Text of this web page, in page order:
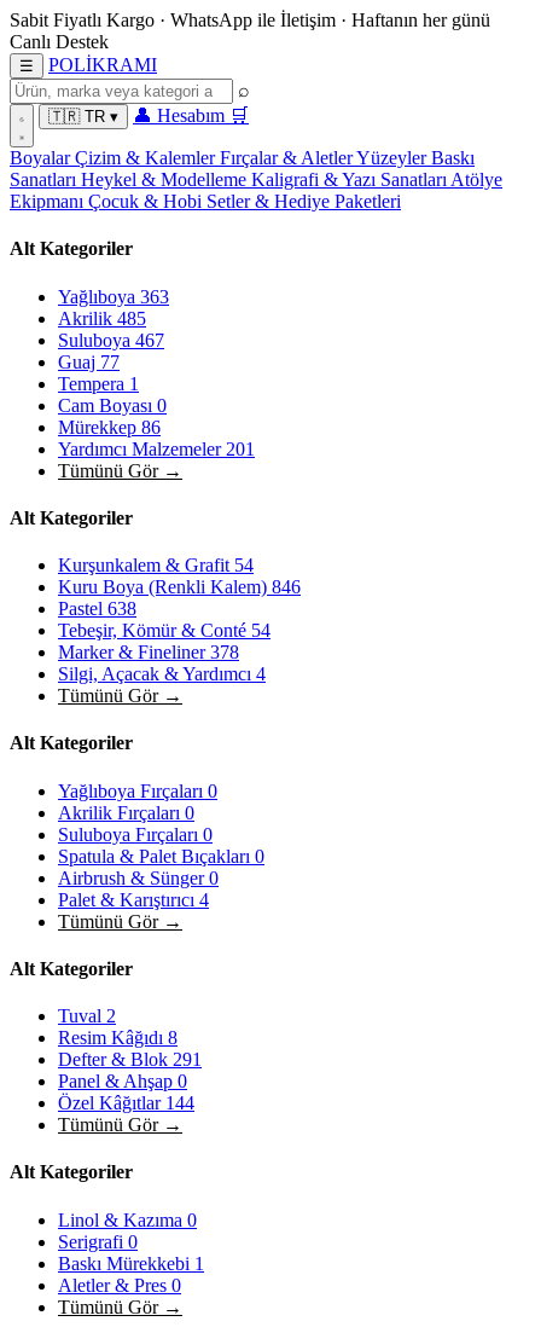
Sabit Fiyatlı Kargo · WhatsApp ile İletişim · Haftanın her günü
Canlı Destek
☰ POLİKRAMI
⌕
🇹🇷 TR ▾ 👤 Hesabım 🛒
BoyalarÇizim & KalemlerFırçalar & AletlerYüzeylerBaskı
Sanatları Heykel & Modelleme Kaligrafi & Yazı Sanatları Atölye
Ekipmanı Çocuk & Hobi Setler & Hediye Paketleri
Alt Kategoriler
Yağlıboya 363
Akrilik 485
Suluboya 467
Guaj 77
Tempera 1
Cam Boyası 0
Mürekkep 86
Yardımcı Malzemeler 201
Tümünü Gör →
Alt Kategoriler
Kurşunkalem & Grafit 54
Kuru Boya (Renkli Kalem) 846
Pastel 638
Tebeşir, Kömür & Conté 54
Marker & Fineliner378
Silgi, Açacak & Yardımcı 4
Tümünü Gör →
Alt Kategoriler
Yağlıboya Fırçaları 0
Akrilik Fırçaları 0
Suluboya Fırçaları 0
Spatula & Palet Bıçakları 0
Airbrush & Sünger0
Palet & Karıştırıcı 4
Tümünü Gör →
Alt Kategoriler
Tuval 2
Resim Kâğıdı 8
Defter & Blok 291
Panel & Ahşap 0
Özel Kâğıtlar 144
Tümünü Gör →
Alt Kategoriler
Linol & Kazıma 0
Serigrafi 0
Baskı Mürekkebi 1
Aletler & Pres 0
Tümünü Gör →